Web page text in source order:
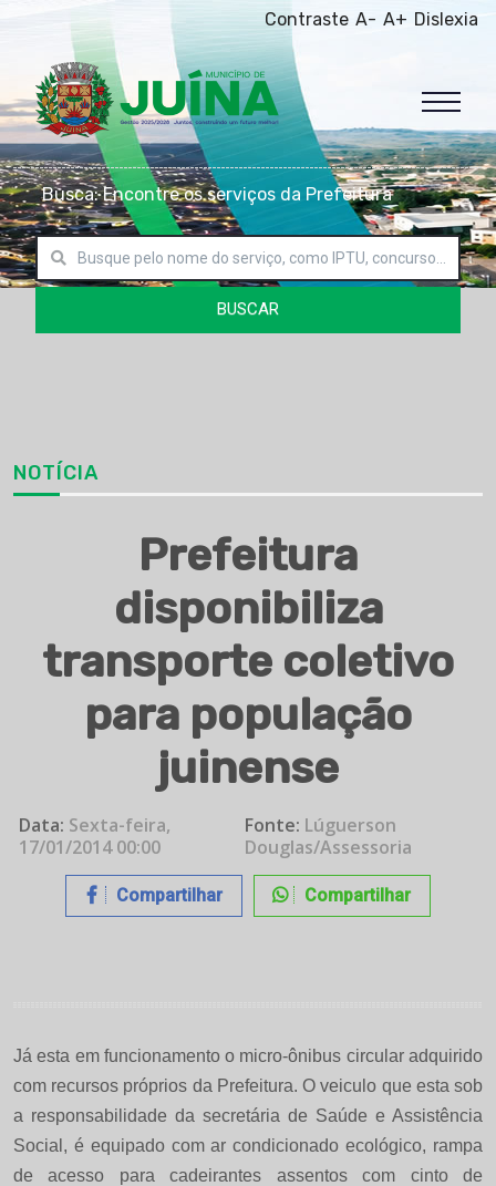
Contraste A- A+ Dislexia
Busca: Encontre os serviços da Prefeitura
BUSCAR
NOTÍCIA
Prefeitura
disponibiliza
transporte coletivo
para população
juinense
Data: Sexta-feira,
17/01/2014 00:00
Fonte: Lúguerson
Douglas/Assessoria
Compartilhar Compartilhar
Já esta em funcionamento o micro-ônibus circular adquirido
com recursos próprios da Prefeitura. O veiculo que esta sob
a responsabilidade da secretária de Saúde e Assistência
Social, é equipado com ar condicionado ecológico, rampa
de acesso para cadeirantes assentos com cinto de